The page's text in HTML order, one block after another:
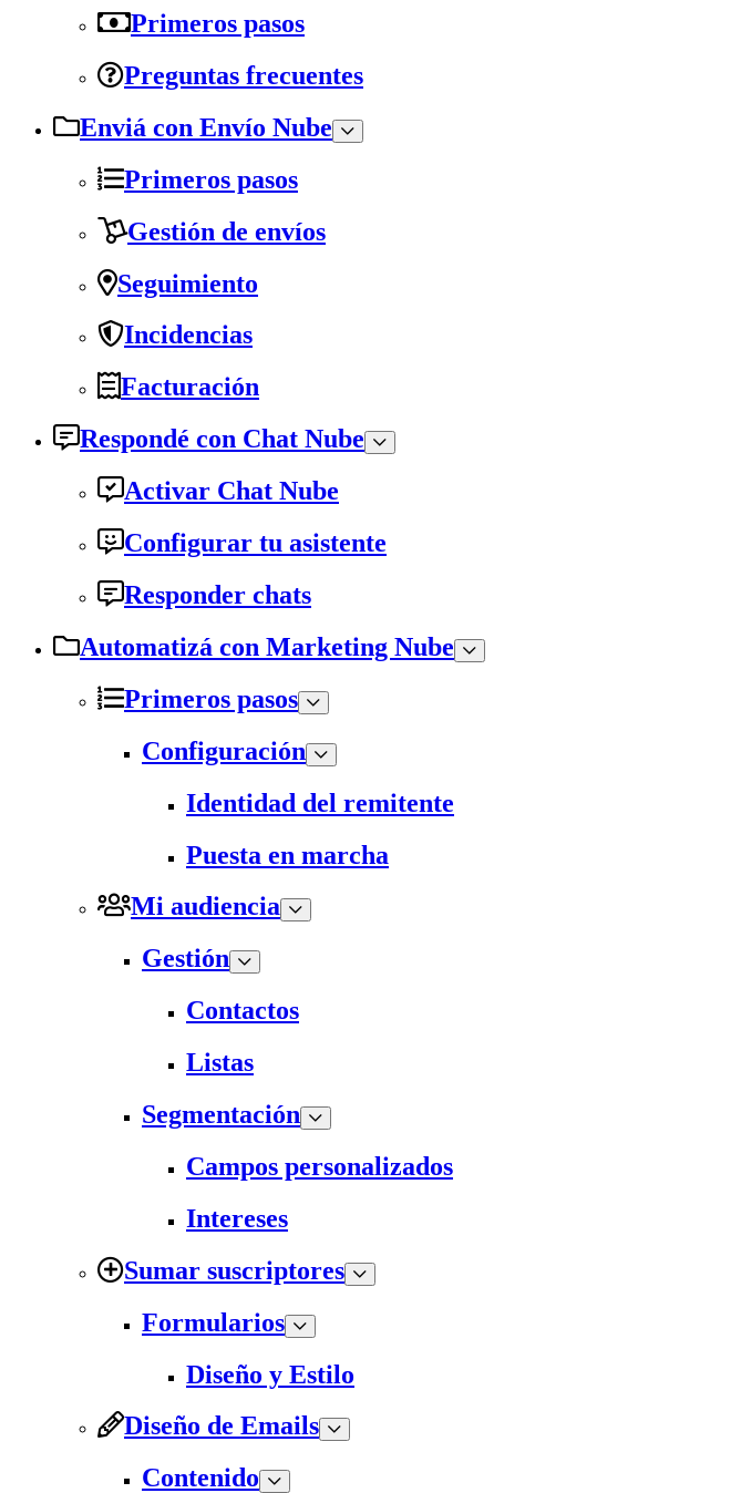
Primeros pasos
Preguntas frecuentes
Enviá con Envío Nube
Primeros pasos
Gestión de envíos
Seguimiento
Incidencias
Facturación
Respondé con Chat Nube
Activar Chat Nube
Configurar tu asistente
Responder chats
Automatizá con Marketing Nube
Primeros pasos
Configuración
Identidad del remitente
Puesta en marcha
Mi audiencia
Gestión
Contactos
Listas
Segmentación
Campos personalizados
Intereses
Sumar suscriptores
Formularios
Diseño y Estilo
Diseño de Emails
Contenido